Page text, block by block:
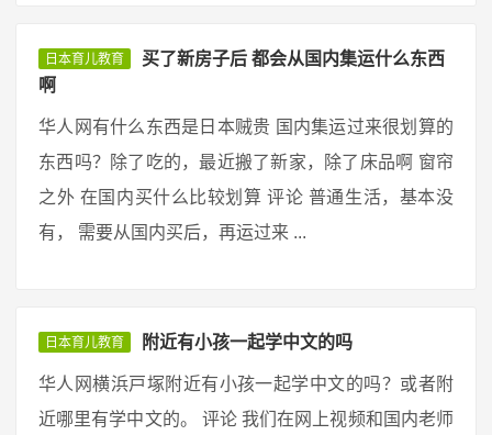
日本育儿教育
买了新房子后 都会从国内集运什么东西
啊
华人网有什么东西是日本贼贵 国内集运过来很划算的
东西吗？除了吃的，最近搬了新家，除了床品啊 窗帘
之外 在国内买什么比较划算 评论 普通生活，基本没
有， 需要从国内买后，再运过来 ...
日本育儿教育 附近有小孩一起学中文的吗
华人网横浜戸塚附近有小孩一起学中文的吗？或者附
近哪里有学中文的。 评论 我们在网上视频和国内老师